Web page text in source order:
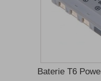
Baterie T6